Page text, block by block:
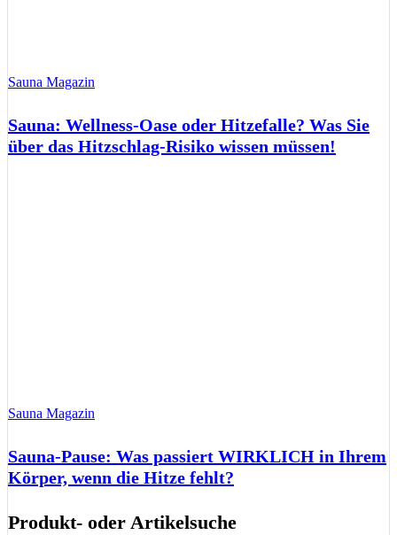
Sauna Magazin
Sauna: Wellness-Oase oder Hitzefalle? Was Sie
über das Hitzschlag-Risiko wissen müssen!
Sauna Magazin
Sauna-Pause: Was passiert WIRKLICH in Ihrem
Körper, wenn die Hitze fehlt?
Produkt- oder Artikelsuche